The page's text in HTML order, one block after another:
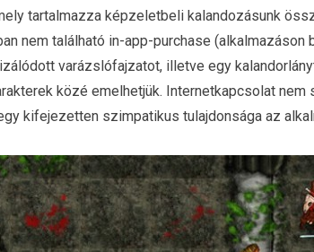
tartalmazza képzeletbeli kalandozásunk
nem található in-app-purchase
varázslófajzatot, illetve egy
közé emelhetjük. Internetkapcsolat nem
kifejezetten szimpatikus tulajdonsága az